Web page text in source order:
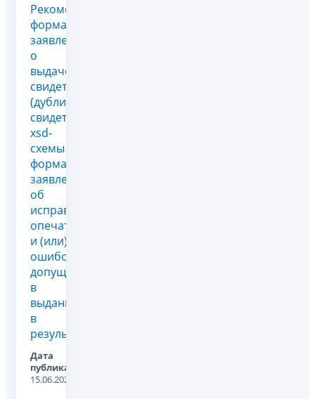
Рекомендуемые
форматы
заявлений
о
выдаче
свидетельств
(дубликатов
свидетельств),
xsd-
схемы и
форма
заявления
об
исправлении
опечаток
и (или)
ошибок,
допущенных
в
выданных
в
результ...
Дата
публикации:
15.06.2026